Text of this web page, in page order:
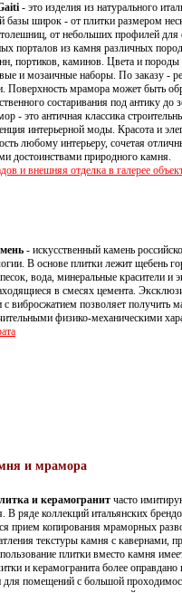
- это изделия из натурального
базы широк - от плитки размером
от небольших профилей для
порталов из камня различных
портиков, каминов. Цвета и породы
и мозаичные наборы. По заказу -
Поверхность мрамора может быть
состаривания под антику до
- это античная классика
интерьерной моды. Красота и
любому интерьеру, сочетая
достоинствами природного камня.
и внешняя отделка в галерее
- искусственный камень
В основе плитки лежит щебень
вода, минеральные красители и
в смесях цемента.
вибросжатием позволяет получить
физико-механическими
и мрамора
и керамогранит часто
В ряде коллекций итальянских
прием копирования мраморных
текстуры камня с кавернами,
плитки вместо камня
и керамогранита более оправдано
помещений с большой